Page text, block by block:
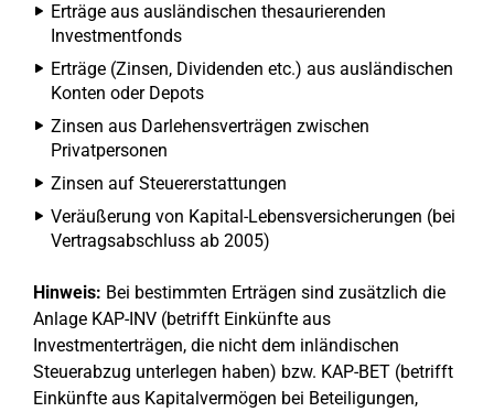
Erträge aus ausländischen thesaurierenden
Investmentfonds
Erträge (Zinsen, Dividenden etc.) aus ausländischen
Konten oder Depots
Zinsen aus Darlehensverträgen zwischen
Privatpersonen
Zinsen auf Steuererstattungen
Veräußerung von Kapital-Lebensversicherungen (bei
Vertragsabschluss ab 2005)
Hinweis: Bei bestimmten Erträgen sind zusätzlich die
Anlage KAP-INV (betrifft Einkünfte aus
Investmenterträgen, die nicht dem inländischen
Steuerabzug unterlegen haben) bzw. KAP-BET (betrifft
Einkünfte aus Kapitalvermögen bei Beteiligungen,